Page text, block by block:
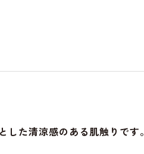
た清涼感のある肌触りです。